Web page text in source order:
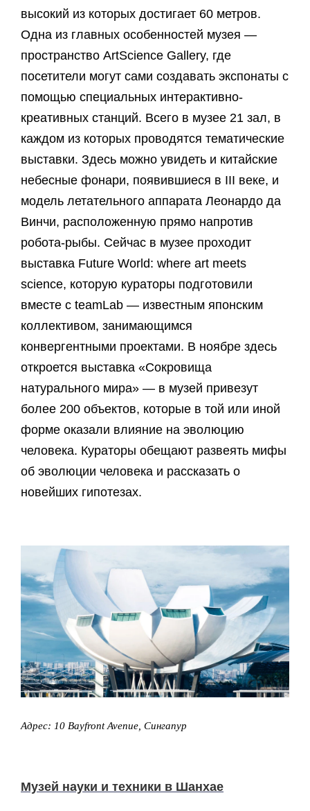
высокий из которых достигает 60 метров.
Одна из главных особенностей музея —
пространство ArtScience Gallery, где
посетители могут сами создавать экспонаты с
помощью специальных интерактивно-
креативных станций. Всего в музее 21 зал, в
каждом из которых проводятся тематические
выставки. Здесь можно увидеть и китайские
небесные фонари, появившиеся в III веке, и
модель летательного аппарата Леонардо да
Винчи, расположенную прямо напротив
робота-рыбы. Сейчас в музее проходит
выставка Future World: where art meets
science, которую кураторы подготовили
вместе с teamLab — известным японским
коллективом, занимающимся
конвергентными проектами. В ноябре здесь
откроется выставка «Сокровища
натурального мира» — в музей привезут
более 200 объектов, которые в той или иной
форме оказали влияние на эволюцию
человека. Кураторы обещают развеять мифы
об эволюции человека и рассказать о
новейших гипотезах.
Адрес: 10 Bayfront Avenue, Сингапур
Музей науки и техники в Шанхае